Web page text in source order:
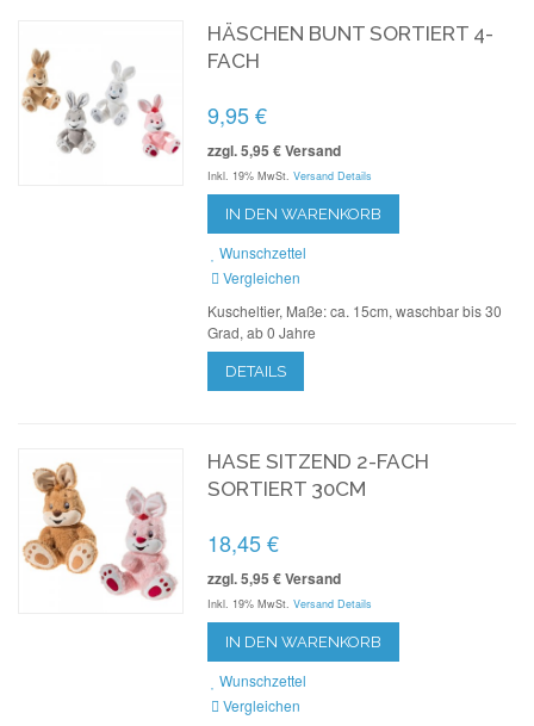
HÄSCHEN BUNT SORTIERT 4-
FACH
9,95 €
zzgl. 5,95 € Versand
Inkl. 19% MwSt. Versand Details
IN DEN WARENKORB
Wunschzettel
Vergleichen
Kuscheltier, Maße: ca. 15cm, waschbar bis 30
Grad, ab 0 Jahre
DETAILS
HASE SITZEND 2-FACH
SORTIERT 30CM
18,45 €
zzgl. 5,95 € Versand
Inkl. 19% MwSt. Versand Details
IN DEN WARENKORB
Wunschzettel
Vergleichen